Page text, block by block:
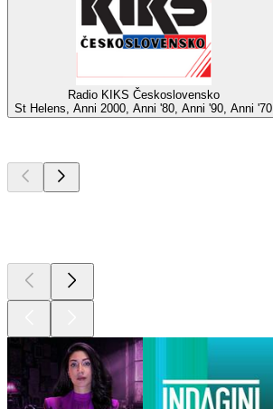
Radio KIKS Československo
St Helens, Anni 2000, Anni '80, Anni '90, Anni '70